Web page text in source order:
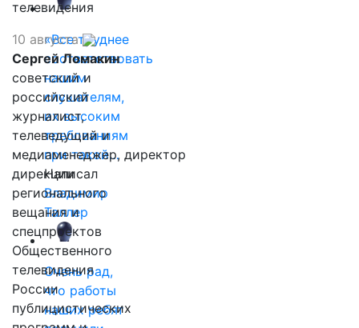
«Все труднее
соответствовать
нашим
слушателям,
их высоким
требованиям
при такой…
Написал
Владимир
Таллер
Очень рад,
что работы
наших ребят
телевидения
10 августа
Сергей Ломакин
советский и
российский
журналист,
телеведущий и
медиаменеджер, директор
дирекции
регионального
вещания и
спецпроектов
Общественного
телевидения
России
публицистических